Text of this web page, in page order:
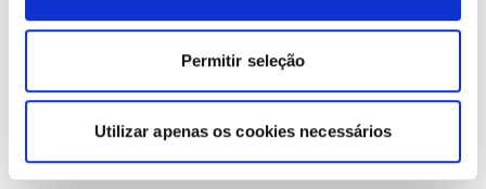
Permitir seleção
Utilizar apenas os cookies necessários